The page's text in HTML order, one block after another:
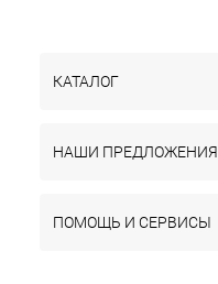
КАТАЛОГ
НАШИ ПРЕДЛОЖЕНИЯ
ПОМОЩЬ И СЕРВИСЫ